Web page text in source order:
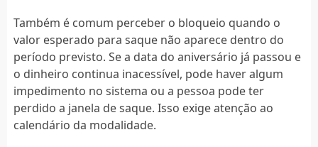
Também é comum perceber o bloqueio quando o
valor esperado para saque não aparece dentro do
período previsto. Se a data do aniversário já passou e
o dinheiro continua inacessível, pode haver algum
impedimento no sistema ou a pessoa pode ter
perdido a janela de saque. Isso exige atenção ao
calendário da modalidade.